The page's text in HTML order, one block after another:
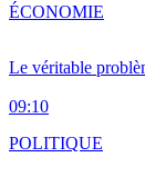
Le véritable
09:10
ÉCONOMIE
POLITIQUE